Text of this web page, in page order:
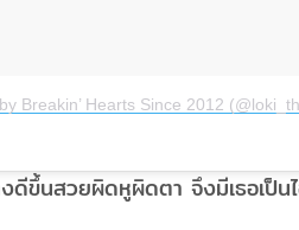
Breakin’ Hearts Since 2012
ดีขึ้นสวยผิดหูผิดตา จึงมีเธอเป็น